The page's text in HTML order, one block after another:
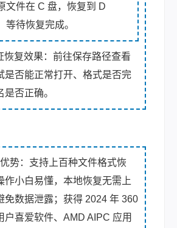
文件在 C 盘，恢复到 D
等待恢复完成。
恢复效果：前往保存路径查看
是否能正常打开、格式是否完
否正确。
势：支持上百种文件格式恢
作小白易懂，本地恢复无需上
免数据泄露；获得 2024 年 360
户喜爱软件、AMD AIPC 应用